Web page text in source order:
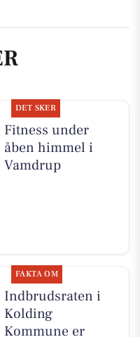
DET SKER
Fitness under
åben himmel i
Vamdrup
FAKTA OM
Indbrudsraten i
Kolding
Kommune er